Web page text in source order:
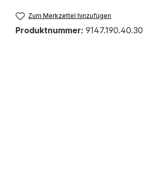
Zum Merkzettel hinzufügen
Produktnummer: 9147.190.40.30